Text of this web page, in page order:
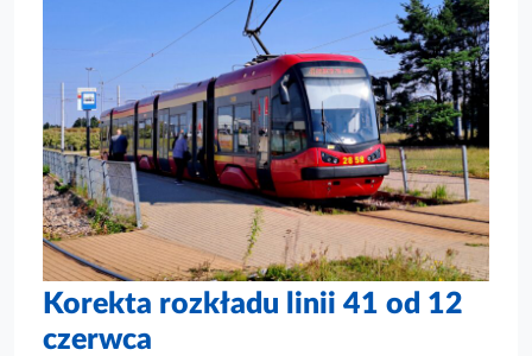
Korekta rozkładu linii 41 od 12
czerwca